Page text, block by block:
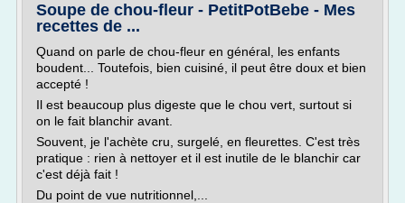
Soupe de chou-fleur - PetitPotBebe - Mes
recettes de ...
Quand on parle de chou-fleur en général, les enfants
boudent... Toutefois, bien cuisiné, il peut être doux et bien
accepté !
Il est beaucoup plus digeste que le chou vert, surtout si
on le fait blanchir avant.
Souvent, je l'achète cru, surgelé, en fleurettes. C'est très
pratique : rien à nettoyer et il est inutile de le blanchir car
c'est déjà fait !
Du point de vue nutritionnel,...